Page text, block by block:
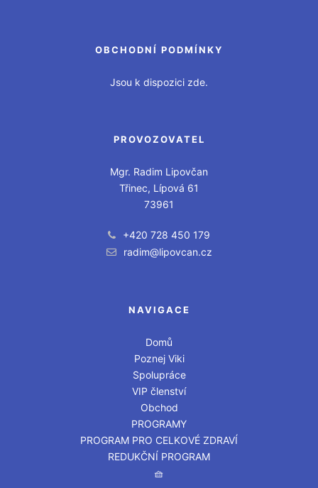
OBCHODNÍ PODMÍNKY
Jsou k dispozici zde.
PROVOZOVATEL
Mgr. Radim Lipovčan
Třinec, Lípová 61
73961
+420 728 450 179
radim@lipovcan.cz
NAVIGACE
Domů
Poznej Viki
Spolupráce
VIP členství
Obchod
PROGRAMY
PROGRAM PRO CELKOVÉ ZDRAVÍ
REDUKČNÍ PROGRAM
🧺